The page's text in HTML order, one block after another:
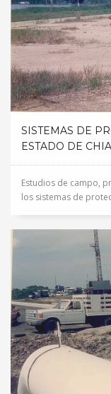
SISTEMAS DE
ESTADO DE
Estudios de campo,
los sistemas de